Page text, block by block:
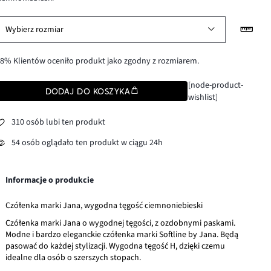
Wybierz rozmiar
Klientów oceniło produkt jako zgodny z rozmiarem.
DODAJ DO KOSZYKA
[node-product-
wishlist]
310 osób lubi ten produkt
54 osób oglądało ten produkt w ciągu 24h
Informacje o produkcie
Czółenka marki Jana, wygodna tęgość ciemnoniebieski
Czółenka marki Jana o wygodnej tęgości, z ozdobnymi paskami.
Modne i bardzo eleganckie czółenka marki Softline by Jana. Będą
pasować do każdej stylizacji. Wygodna tęgość H, dzięki czemu
idealne dla osób o szerszych stopach.